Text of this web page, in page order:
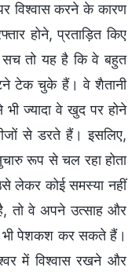
विश्वास करने के कारण
होने, प्रताड़ित किए
तो यह है कि वे बहुत
टेक चुके हैं। वे शैतानी
ज्यादा वे खुद पर होने
से डरते हैं। इसलिए,
रूप से चल रहा होता
लेकर कोई समस्या नहीं
तो वे अपने उत्साह और
भी पेशकश कर सकते हैं।
में विश्वास रखने और